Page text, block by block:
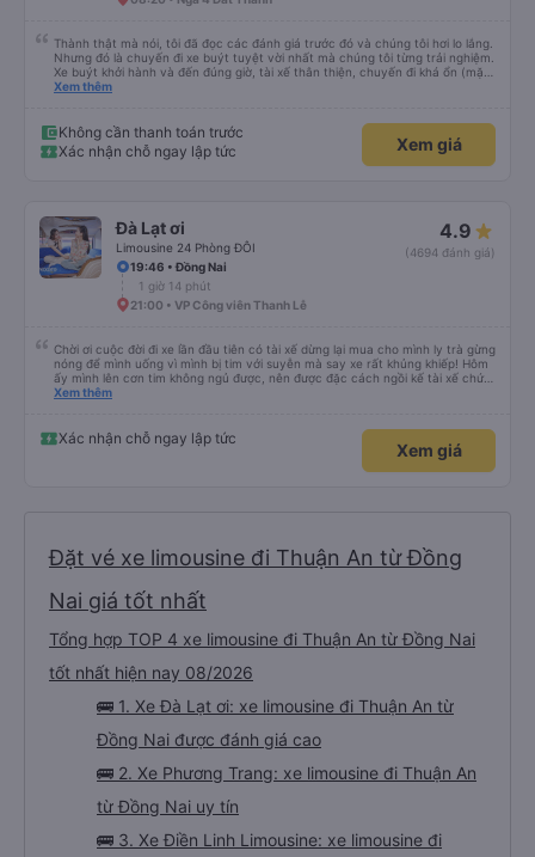
Thành thật mà nói, tôi đã đọc các đánh giá trước đó và chúng tôi hơi lo lắng.
Nhưng đó là chuyến đi xe buýt tuyệt vời nhất mà chúng tôi từng trải nghiệm.
Xe buýt khởi hành và đến đúng giờ, tài xế thân thiện, chuyến đi khá ổn (mặc
dù vẫn hơi xóc, nhưng đó là đặc trưng của Việt Nam ^^), và chỗ ngồi thoải
Xem thêm
Không cần thanh toán trước
Xác nhận chỗ ngay lập tức
Xem giá
Đà Lạt ơi
Limousine 24 Phòng ĐÔI
4.9
(4694 đánh giá)
19:46 • Đồng Nai
1 giờ 14 phút
21:00 • VP Công viên Thanh Lễ
Chời ơi cuộc đời đi xe lần đầu tiên có tài xế dừng lại mua cho mình ly trà gừng
nóng để mình uống vì mình bị tim với suyễn mà say xe rất khủng khiếp! Hôm
ấy mình lên cơn tim không ngủ được, nên được đặc cách ngồi kế tài xế chứ
ko chắc mình xỉu thiệt. Chú Tánh thì nhường chỗ cho mình ngồi còn anh Khải
chiều về từ Dalat về tphcm ngày 13/10/2024 lúc 10:30 tối nha. Mình hỏi cả
gia đình thì mọi người nói ngủ rất ngon. Hôm ấy do mình thức nên mình đã
chứng kiến cả chặng đường tài xế chạy rất cẩn thận nha ! Qua đèo bảo lộc
Mong hai người luôn vui vẻ và nhiều sức khoẻ !!! Gia đình mình sẽ còn ủng hộ
dalat ơi dài dài nha ! Xe sạch sẽ thơm tho nha mọi người! Mền còn thơm mùi
hong hết lời luôn á !!! 💛 thiệt chứ bao năm đi xe lần đầu gặp hai người tử tế
vậy cái xúc động quá ! 🥹
Xem thêm
Xác nhận chỗ ngay lập tức
Xem giá
Đặt vé xe limousine đi Thuận An từ Đồng
Nai giá tốt nhất
Tổng hợp TOP 4 xe limousine đi Thuận An từ Đồng Nai
tốt nhất hiện nay 08/2026
🚌 1. Xe Đà Lạt ơi: xe limousine đi Thuận An từ
Đồng Nai được đánh giá cao
🚌 2. Xe Phương Trang: xe limousine đi Thuận An
từ Đồng Nai uy tín
🚌 3. Xe Điền Linh Limousine: xe limousine đi